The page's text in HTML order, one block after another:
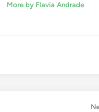
More by Flavia Andrade